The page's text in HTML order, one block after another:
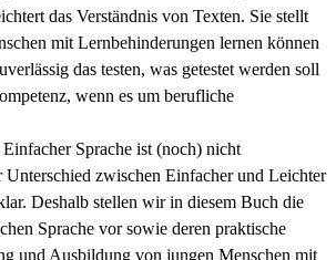
das Verständnis von Texten. Sie stellt
mit Lernbehinderungen lernen können
das testen, was getestet werden soll
wenn es um berufliche
Sprache ist (noch) nicht
Unterschied zwischen Einfacher und Leichter
Deshalb stellen wir in diesem Buch die
Sprache vor sowie deren praktische
und Ausbildung von jungen Menschen mit